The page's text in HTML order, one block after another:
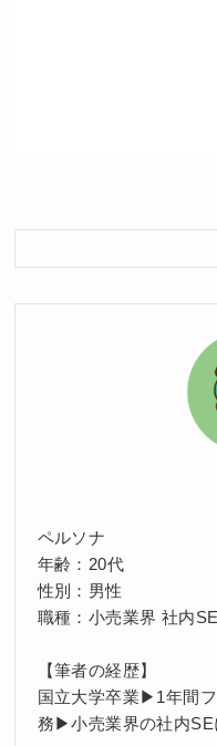
ペルソナ
年齢：20代
性別：男性
職種：小売業界 社内SE
【筆者の経歴】
国立大学卒業▶1年間
務▶小売業界の社内SE